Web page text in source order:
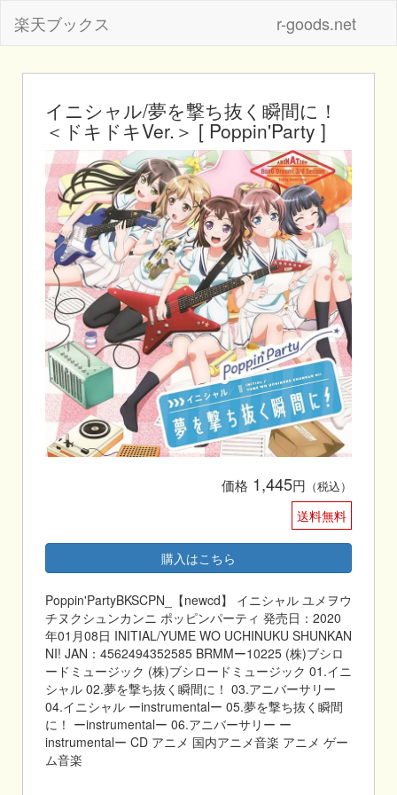
楽天ブックス r-goods.net
イニシャル/夢を撃ち抜く瞬間に！
＜ドキドキVer.＞ [ Poppin'Party ]
価格 1,445円 （税込）
送料無料
購入はこちら
Poppin'PartyBKSCPN_【newcd】 イニシャル ユメヲウ
チヌクシュンカンニ ポッピンパーティ 発売日：2020
年01月08日 INITIAL/YUME WO UCHINUKU SHUNKAN
NI! JAN：4562494352585 BRMMー10225 (株)ブシロ
ードミュージック (株)ブシロードミュージック 01.イニ
シャル 02.夢を撃ち抜く瞬間に！ 03.アニバーサリー
04.イニシャル ーinstrumentalー 05.夢を撃ち抜く瞬間
に！ ーinstrumentalー 06.アニバーサリー ー
instrumentalー CD アニメ 国内アニメ音楽 アニメ ゲー
ム音楽